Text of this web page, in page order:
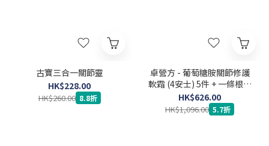
古寶三合一關節靈
HK$228.00
HK$260.00 8.8折
卓營方 - 葡萄糖胺關節修護
軟霜 (4安士) 5件 + 一條根清
涼紓痛貼 (5片裝) 4件
HK$626.00
HK$1,096.00 5.7折